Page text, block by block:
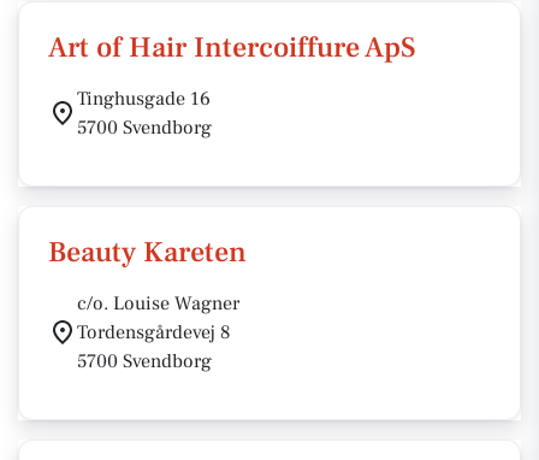
Art of Hair Intercoiffure ApS
Tinghusgade 16
5700 Svendborg
Beauty Kareten
c/o. Louise Wagner
Tordensgårdevej 8
5700 Svendborg